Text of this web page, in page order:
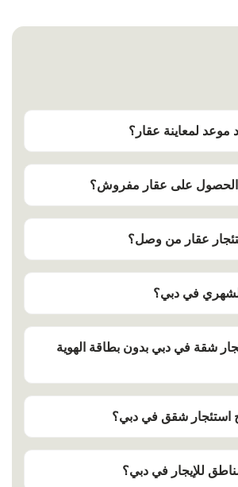
موعد لمعاينة عقار؟
على عقار مفروش؟
عقار من وصل؟
الشهري في دبي؟
شقة في دبي بدون بطاقة الهوية
استئجار شقق في دبي؟
للإيجار في دبي؟